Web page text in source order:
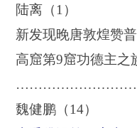
陆离（1 ）
新发现晚唐敦煌赞
高窟第9窟功德主之
魏健鹏（14）